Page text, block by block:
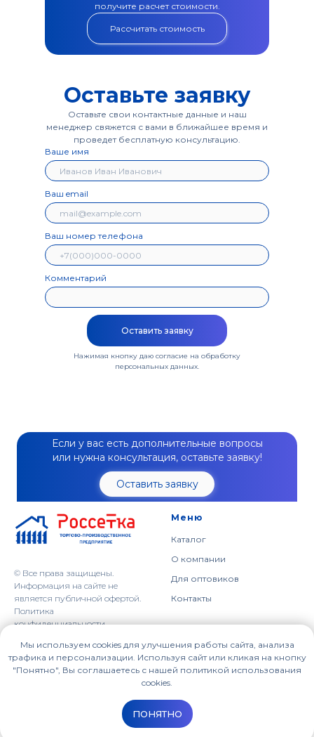
получите расчет стоимости.
Рассчитать стоимость
Оставьте заявку
Оставьте свои контактные данные и наш
менеджер свяжется с вами в ближайшее время и
проведет бесплатную консультацию.
Нажимая кнопку даю согласие на обработку
персональных данных.
Ваше имя
Ваш email
Ваш номер телефона
Комментарий
Оставить заявку
Оставить заявку
Если у вас есть дополнительные вопросы
или нужна консультация, оставьте заявку!
© Все права защищены.
Информация на сайте не
является публичной офертой.
Политика
конфиденциальности
Меню
Каталог
О компании
Для оптовиков
Контакты
Наши контакты
614064, г. Пермь,
ул. Героев Хасана, 41
Мы используем cookies для улучшения работы сайта, анализа
трафика и персонализации. Используя сайт или кликая на кнопку
"Понятно", Вы соглашаетесь с нашей политикой использования
cookies.
ПОНЯТНО